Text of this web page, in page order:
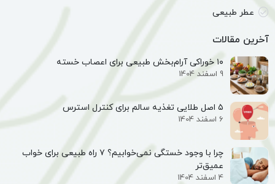
عطر طبیعی
آخرین مقالات
۱۰ خوراکی آرام‌بخش طبیعی برای اعصاب خسته
9 اسفند 1404
۵ اصل طلایی تغذیه سالم برای کنترل استرس
6 اسفند 1404
چرا با وجود خستگی نمی‌خوابیم؟ ۷ راه طبیعی برای خواب
عمیق‌تر
4 اسفند 1404